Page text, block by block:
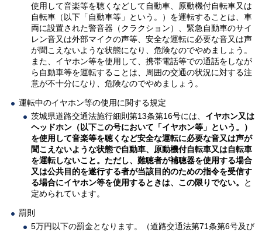
使用して音楽等を聴くなどして自動車、原動機付自転車又は
自転車（以下「自動車等」という。）を運転することは、車
両に設置された警音器（クラクション）、緊急自動車のサイ
レン音又は外部マイクの声等、安全な運転に必要な音又は声
が聞こえないような状態になり、危険なのでやめましょう。
また、イヤホン等を使用して、携帯電話等での通話をしなが
ら自動車等を運転することは、周囲の交通の状況に対する注
意が不十分になり、危険なのでやめましょう。
運転中のイヤホン等の使用に関する規定
茨城県道路交通法施行細則第13条第16号には、 イヤホン又は
ヘッドホン（以下この号において「イヤホン等」という。）
を使用して音楽等を聴くなど安全な運転に必要な音又は声が
聞こえないような状態で自動車、原動機付自転車又は自転車
を運転しないこと。ただし、難聴者が補聴器を使用する場合
又は公共目的を遂行する者が当該目的のための指令を受信す
る場合にイヤホン等を使用するときは、この限りでない。
と
定められています。
罰則
5万円以下の罰金となります。（道路交通法第71条第6号及び